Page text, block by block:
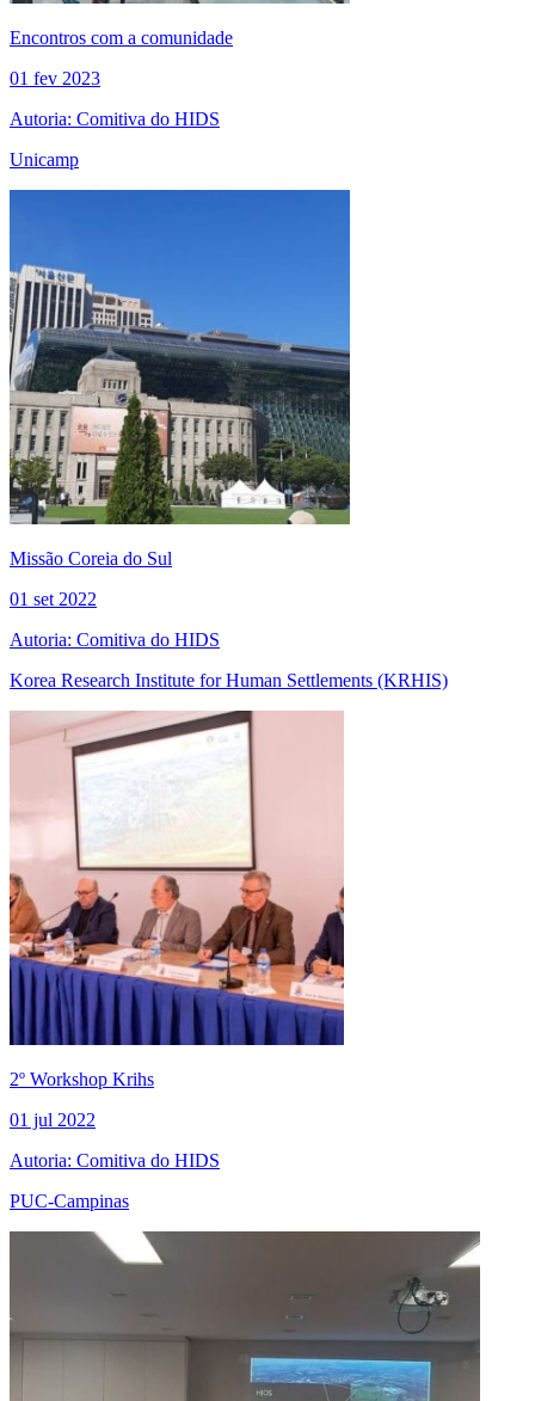
Encontros com a comunidade
01 fev 2023
Autoria: Comitiva do HIDS
Unicamp
Missão Coreia do Sul
01 set 2022
Autoria: Comitiva do HIDS
Korea Research Institute for Human Settlements (KRHIS)
2º Workshop Krihs
01 jul 2022
Autoria: Comitiva do HIDS
PUC-Campinas